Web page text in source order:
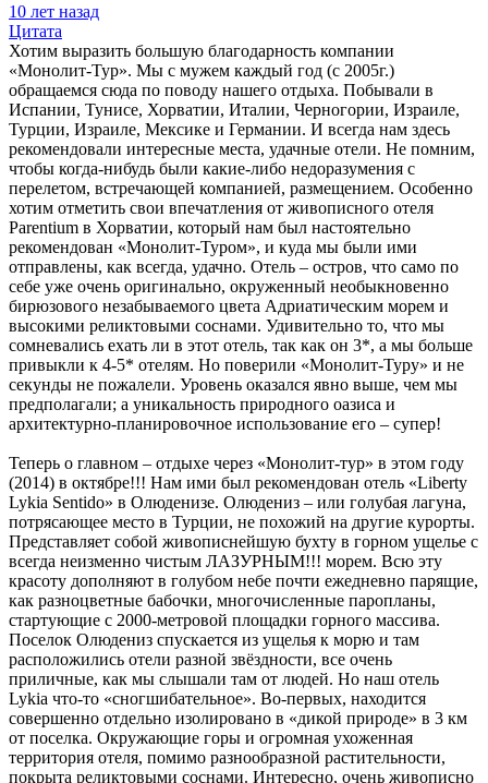
10 лет назад
Цитата
Хотим выразить большую благодарность компании
«Монолит-Тур». Мы с мужем каждый год (с 2005г.)
обращаемся сюда по поводу нашего отдыха. Побывали в
Испании, Тунисе, Хорватии, Италии, Черногории, Израиле,
Турции, Израиле, Мексике и Германии. И всегда нам здесь
рекомендовали интересные места, удачные отели. Не помним,
чтобы когда-нибудь были какие-либо недоразумения с
перелетом, встречающей компанией, размещением. Особенно
хотим отметить свои впечатления от живописного отеля
Parentium в Хорватии, который нам был настоятельно
рекомендован «Монолит-Туром», и куда мы были ими
отправлены, как всегда, удачно. Отель – остров, что само по
себе уже очень оригинально, окруженный необыкновенно
бирюзового незабываемого цвета Адриатическим морем и
высокими реликтовыми соснами. Удивительно то, что мы
сомневались ехать ли в этот отель, так как он 3*, а мы больше
привыкли к 4-5* отелям. Но поверили «Монолит-Туру» и не
секунды не пожалели. Уровень оказался явно выше, чем мы
предполагали; а уникальность природного оазиса и
архитектурно-планировочное использование его – супер!
Теперь о главном – отдыхе через «Монолит-тур» в этом году
(2014) в октябре!!! Нам ими был рекомендован отель «Liberty
Lykia Sentido» в Олюденизе. Олюдениз – или голубая лагуна,
потрясающее место в Турции, не похожий на другие курорты.
Представляет собой живописнейшую бухту в горном ущелье с
всегда неизменно чистым ЛАЗУРНЫМ!!! морем. Всю эту
красоту дополняют в голубом небе почти ежедневно парящие,
как разноцветные бабочки, многочисленные паропланы,
стартующие с 2000-метровой площадки горного массива.
Поселок Олюдениз спускается из ущелья к морю и там
расположились отели разной звёздности, все очень
приличные, как мы слышали там от людей. Но наш отель
Lykia что-то «сногшибательное». Во-первых, находится
совершенно отдельно изолировано в «дикой природе» в 3 км
от поселка. Окружающие горы и огромная ухоженная
территория отеля, помимо разнообразной растительности,
покрыта реликтовыми соснами. Интересно, очень живописно